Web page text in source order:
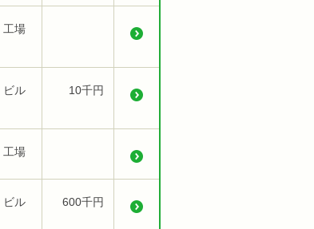
工場
ビル 10千円
工場
ビル 600千円